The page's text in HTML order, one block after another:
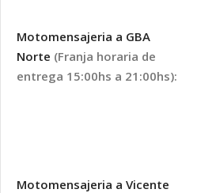
Motomensajeria a GBA
Norte (Franja horaria de
entrega 15:00hs a 21:00hs):
Motomensajeria a Vicente